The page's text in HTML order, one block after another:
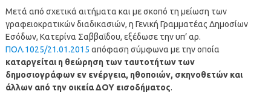
Μετά από σχετικά αιτήματα και με σκοπό τη μείωση των
γραφειοκρατικών διαδικασιών, η Γενική Γραμματέας Δημοσίων
Εσόδων, Κατερίνα Σαββαΐδου, εξέδωσε την υπ’ αρ.
ΠΟΛ.1025/21.01.2015 απόφαση σύμφωνα με την οποία
καταργείται η θεώρηση των ταυτοτήτων των
δημοσιογράφων εν ενέργεια, ηθοποιών, σκηνοθετών και
άλλων από την οικεία ΔΟΥ εισοδήματος.